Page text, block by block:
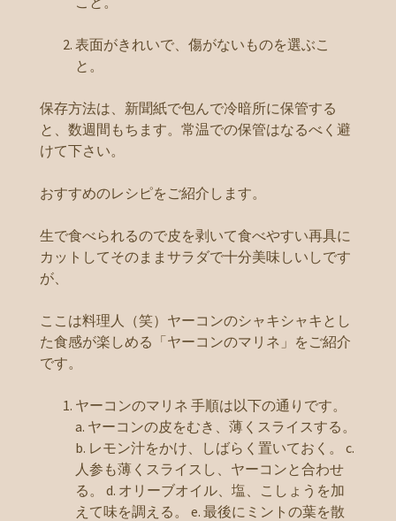
表面がきれいで、傷がないものを選ぶこ
と。
保存方法は、新聞紙で包んで冷暗所に保管する
と、数週間もちます。常温での保管はなるべく避
けて下さい。
おすすめのレシピをご紹介します。
生で食べられるので皮を剥いて食べやすい再具に
カットしてそのままサラダで十分美味しいしです
が、
ここは料理人（笑）ヤーコンのシャキシャキとし
た食感が楽しめる「ヤーコンのマリネ」をご紹介
です。
ヤーコンのマリネ 手順は以下の通りです。
a. ヤーコンの皮をむき、薄くスライスする。
b. レモン汁をかけ、しばらく置いておく。 c.
人参も薄くスライスし、ヤーコンと合わせ
る。 d. オリーブオイル、塩、こしょうを加
えて味を調える。 e. 最後にミントの葉を散